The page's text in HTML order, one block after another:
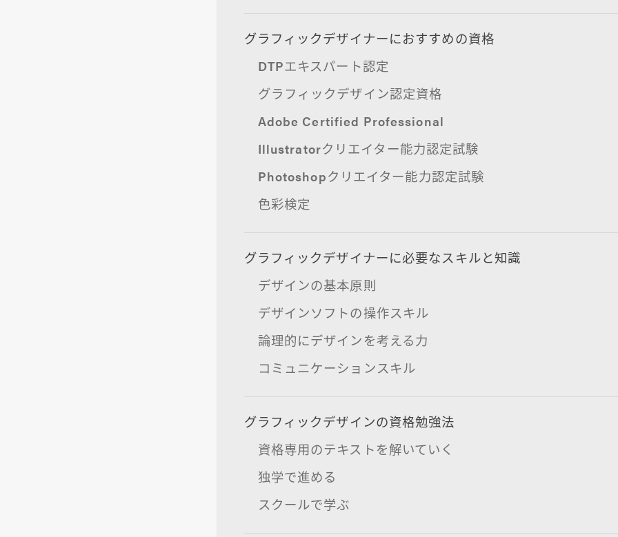
グラフィックデザイナーにおすすめの資格
DTPエキスパート認定
グラフィックデザイン認定資格
Adobe Certified Professional
Illustratorクリエイター能力認定試験
Photoshopクリエイター能力認定試験
色彩検定
グラフィックデザイナーに必要なスキルと知識
デザインの基本原則
デザインソフトの操作スキル
論理的にデザインを考える力
コミュニケーションスキル
グラフィックデザインの資格勉強法
資格専用のテキストを解いていく
独学で進める
スクールで学ぶ